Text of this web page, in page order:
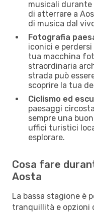
musicali durante
di atterrare a
di musica dal
Fotografia
iconici e
tua macchina
straordinaria
strada può
scoprire la tua
Ciclismo ed
paesaggi
sempre una
uffici turistici
esplorare.
Cosa fare
Aosta
La bassa stagione è
tranquillità e opzioni